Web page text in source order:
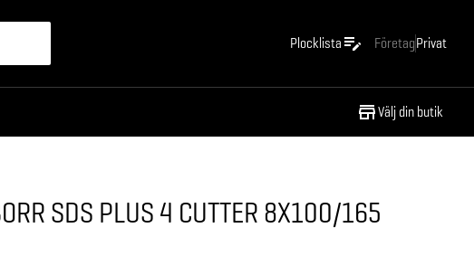
Plocklista FöretagPrivat
Välj din butik
SDS PLUS 4 CUTTER 8X100/165